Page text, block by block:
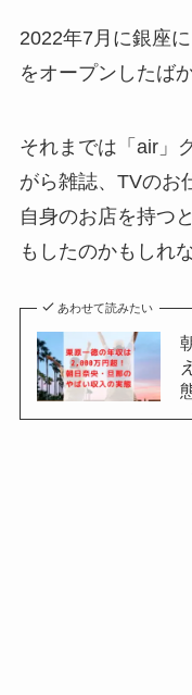
2022年7月に銀座に
をオープンしたば
それまでは「air」
がら雑誌、TVのお
自身のお店を持つ
もしたのかもしれ
あわせて読みたい